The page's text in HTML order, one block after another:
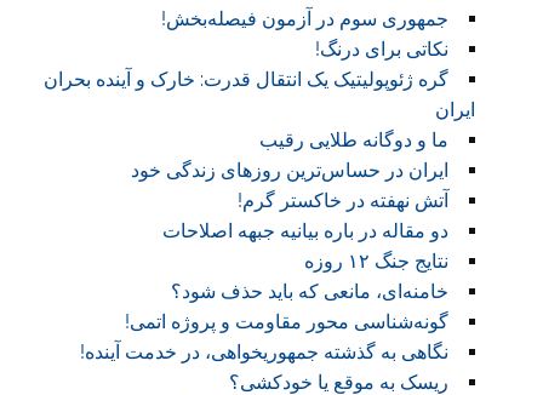
جمهوری سوم در آزمون فیصله‌بخش!
نکاتی برای درنگ!
گره ژئوپولیتیک یک انتقال قدرت: خارک و آینده بحران
ایران
ما و دوگانه طلایی رقیب
ایران در حساس‌ترین روزهای زندگی خود
آتش نهفته در خاکستر گرم!
دو مقاله در باره بیانیه جبهه اصلاحات
نتایج جنگ ۱۲ روزه
خامنه‌ای، مانعی که باید حذف شود؟
گونه‌شناسی محور مقاومت و پروژه اتمی!
نگاهی به گذشته جمهوریخواهی، در خدمت آینده!
ریسک به موقع یا خودکشی؟